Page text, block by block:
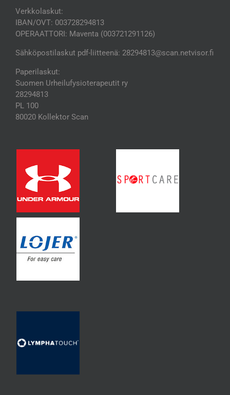
Verkkolaskut:
IBAN/OVT: 003728294813
OPERAATTORI: Maventa (003721291126)
Sähköpostilaskut pdf-liitteenä: 28294813@scan.netvisor.fi
Paperilaskut:
Suomen Urheilufysioterapeutit ry
28294813
PL 100
80020 Kollektor Scan